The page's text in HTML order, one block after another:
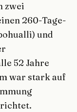
zwei
260-Tage-
und
52 Jahre
war stark auf